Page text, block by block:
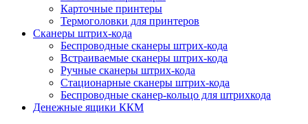
Карточные принтеры
Термоголовки для принтеров
Сканеры штрих-кода
Беспроводные сканеры штрих-кода
Встраиваемые сканеры штрих-кода
Ручные сканеры штрих-кода
Стационарные сканеры штрих-кода
Беспроводные сканер-кольцо для штрихкода
Денежные ящики ККМ